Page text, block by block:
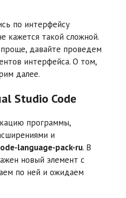
по интерфейсу
кажется такой сложной.
давайте проведем
интерфейса. О том,
далее.
Studio Code
программы,
и
language-pack-ru. В
новый элемент с
по ней и ожидаем